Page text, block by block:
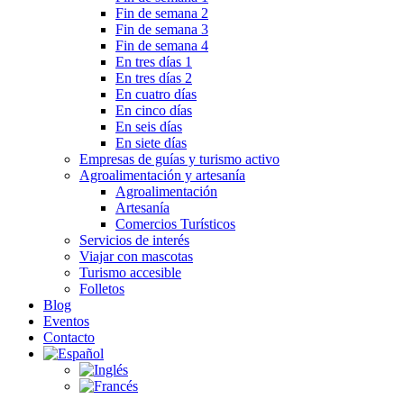
Fin de semana 2
Fin de semana 3
Fin de semana 4
En tres días 1
En tres días 2
En cuatro días
En cinco días
En seis días
En siete días
Empresas de guías y turismo activo
Agroalimentación y artesanía
Agroalimentación
Artesanía
Comercios Turísticos
Servicios de interés
Viajar con mascotas
Turismo accesible
Folletos
Blog
Eventos
Contacto